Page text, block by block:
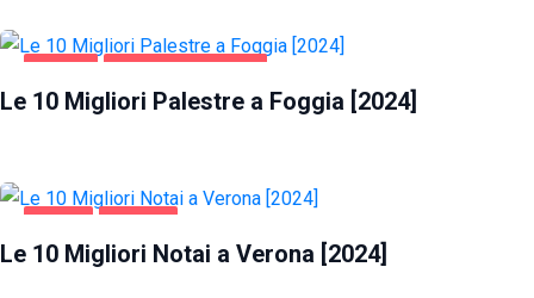
FOGGIA SALUTE E BELLEZZA
Le 10 Migliori Palestre a Foggia [2024]
AFFARI VERONA
Le 10 Migliori Notai a Verona [2024]